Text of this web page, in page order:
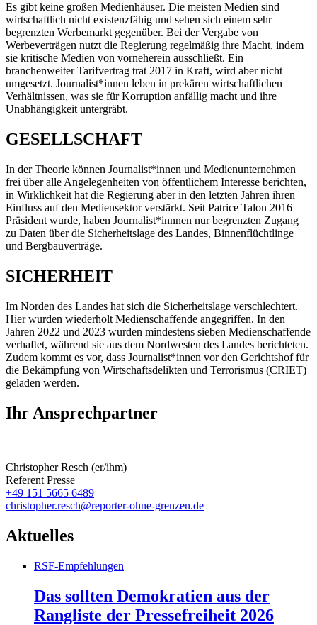
Es gibt keine großen Medienhäuser. Die meisten Medien sind
wirtschaftlich nicht existenzfähig und sehen sich einem sehr
begrenzten Werbemarkt gegenüber. Bei der Vergabe von
Werbeverträgen nutzt die Regierung regelmäßig ihre Macht, indem
sie kritische Medien von vorneherein ausschließt. Ein
branchenweiter Tarifvertrag trat 2017 in Kraft, wird aber nicht
umgesetzt. Journalist*innen leben in prekären wirtschaftlichen
Verhältnissen, was sie für Korruption anfällig macht und ihre
Unabhängigkeit untergräbt.
GESELLSCHAFT
In der Theorie können Journalist*innen und Medienunternehmen
frei über alle Angelegenheiten von öffentlichem Interesse berichten,
in Wirklichkeit hat die Regierung aber in den letzten Jahren ihren
Einfluss auf den Mediensektor verstärkt. Seit Patrice Talon 2016
Präsident wurde, haben Journalist*innnen nur begrenzten Zugang
zu Daten über die Sicherheitslage des Landes, Binnenflüchtlinge
und Bergbauverträge.
SICHERHEIT
Im Norden des Landes hat sich die Sicherheitslage verschlechtert.
Hier wurden wiederholt Medienschaffende angegriffen. In den
Jahren 2022 und 2023 wurden mindestens sieben Medienschaffende
verhaftet, während sie aus dem Nordwesten des Landes berichteten.
Zudem kommt es vor, dass Journalist*innen vor den Gerichtshof für
die Bekämpfung von Wirtschaftsdelikten und Terrorismus (CRIET)
geladen werden.
Ihr Ansprechpartner
Christopher Resch (er/ihm)
Referent Presse
+49 151 5665 6489
christopher.resch@reporter-ohne-grenzen.de
Aktuelles
RSF-Empfehlungen
Das sollten Demokratien aus der
Rangliste der Pressefreiheit 2026